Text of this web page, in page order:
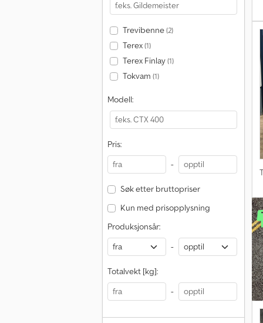
Trevibenne(2)
Terex(1)
Terex Finlay(1)
Tokvam (1)
Modell:
Pris:
-
Søk etter bruttopriser
Kun med prisopplysning
Produksjonsår:
-
Totalvekt [kg]:
-